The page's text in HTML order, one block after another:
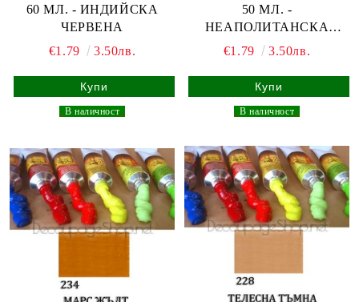
60 МЛ. - ИНДИЙСКА
ЧЕРВЕНА
€1.79
3.50лв.
В наличност
50 МЛ. -
НЕАПОЛИТАНСКА
ЖЪЛТО - ЧЕРВЕНА
€1.79 3.50лв.
В наличност